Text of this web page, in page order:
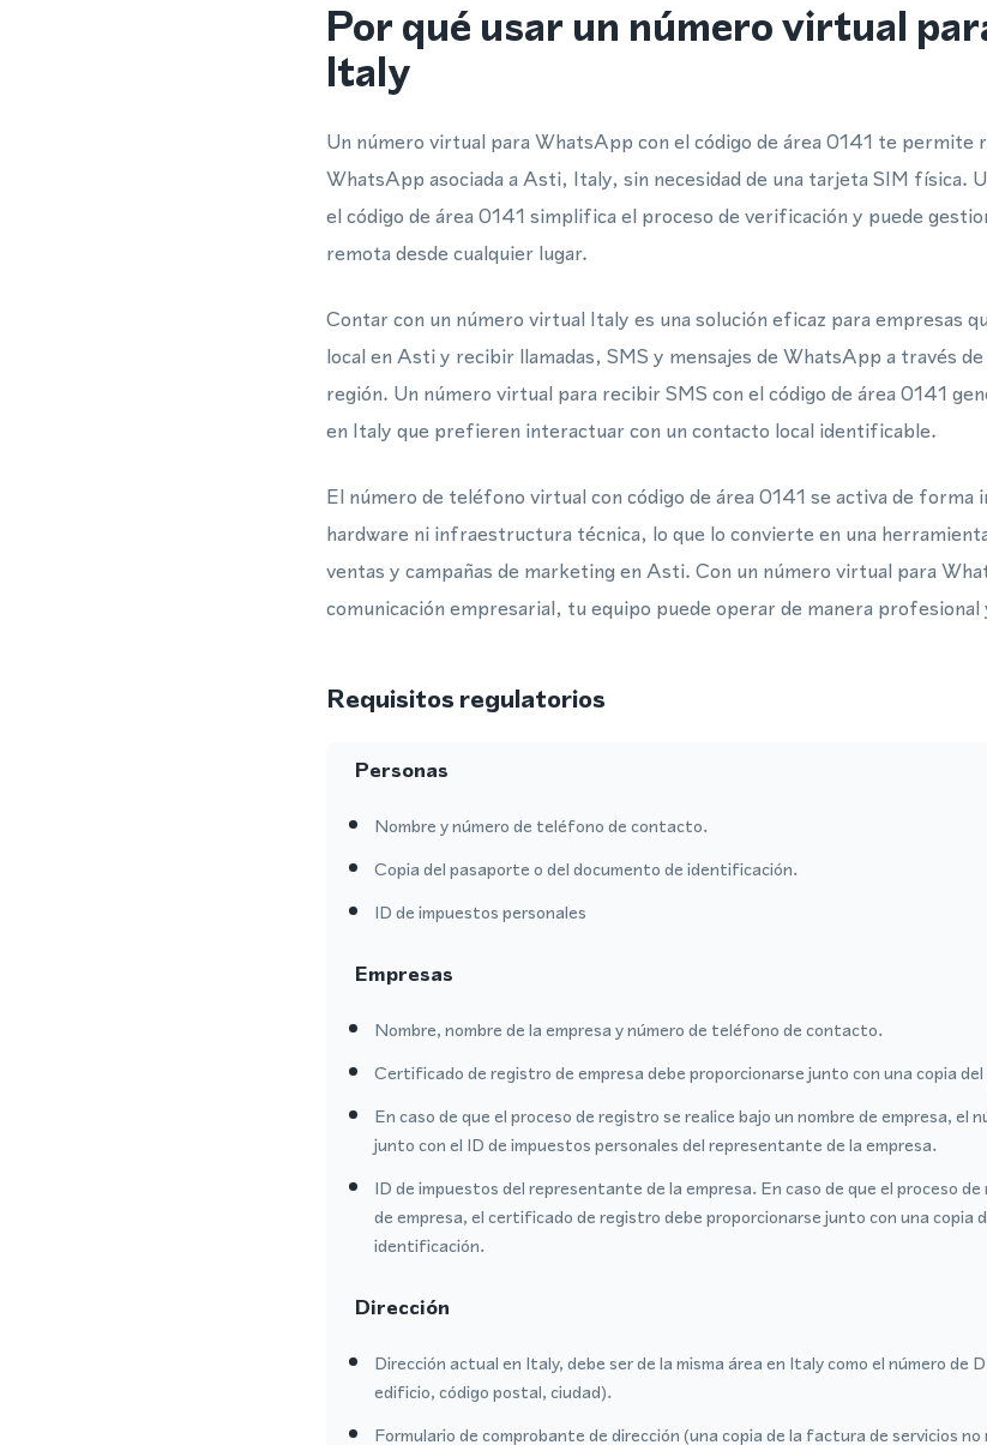
Por qué usar un número virtual
Italy
Un número virtual para WhatsApp con el código de área 0141 te
WhatsApp asociada a Asti, Italy, sin necesidad de una tarjeta SIM física.
el código de área 0141 simplifica el proceso de verificación y puede
remota desde cualquier lugar.
Contar con un número virtual Italy es una solución eficaz para empresas
local en Asti y recibir llamadas, SMS y mensajes de WhatsApp a través
región. Un número virtual para recibir SMS con el código de área 0141
en Italy que prefieren interactuar con un contacto local identificable.
El número de teléfono virtual con código de área 0141 se activa de forma
hardware ni infraestructura técnica, lo que lo convierte en una
ventas y campañas de marketing en Asti. Con un número virtual para
comunicación empresarial, tu equipo puede operar de manera
Requisitos regulatorios
Personas
Nombre y número de teléfono de contacto.
Copia del pasaporte o del documento de identificación.
ID de impuestos personales
Empresas
Nombre, nombre de la empresa y número de teléfono de contacto.
Certificado de registro de empresa debe proporcionarse junto con una copia
En caso de que el proceso de registro se realice bajo un nombre de empresa, el
junto con el ID de impuestos personales del representante de la empresa.
ID de impuestos del representante de la empresa. En caso de que el proceso
de empresa, el certificado de registro debe proporcionarse junto con una copia
identificación.
Dirección
Dirección actual en Italy, debe ser de la misma área en Italy como el número de
edificio, código postal, ciudad).
Formulario de comprobante de dirección (una copia de la factura de servicios